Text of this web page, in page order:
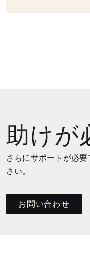
助けが
さらにサポートが必
さい。
お問い合わせ